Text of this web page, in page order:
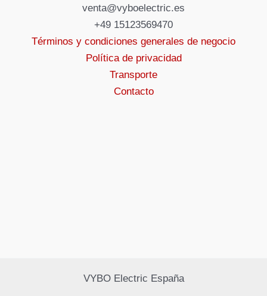
venta@vyboelectric.es
+49 15123569470
Términos y condiciones generales de negocio
Política de privacidad
Transporte
Contacto
VYBO Electric España